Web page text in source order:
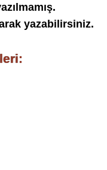
yazabilirsiniz.